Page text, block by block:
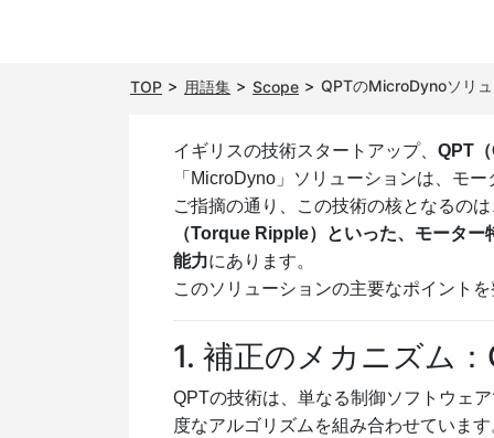
TOP 用語集 Scope QPTのMicroDynoソリ
イギリスの技術スタートアップ、 QPT
「MicroDyno」ソリューションは、モ
ご指摘の通り、この技術の核となるのは
（Torque Ripple）といった、モータ
能力にあります。
このソリューションの主要なポイント
1. 補正のメカニズム
QPTの技術は、単なる制御ソフトウェ
度なアルゴリズムを組み合わせています